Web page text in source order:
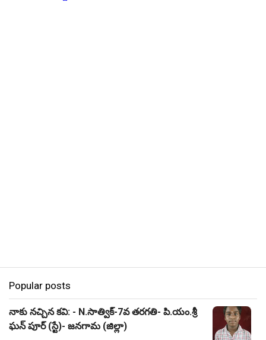
Popular posts
నాకు నచ్చిన కవి: - N.సాత్విక్-7వ తరగతి- పి.యం.శ్రీ
ఘన్ పూర్ (స్టే)- జనగామ (జిల్లా)